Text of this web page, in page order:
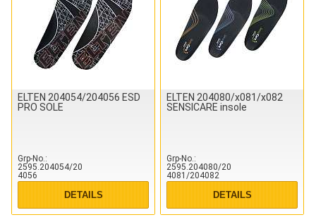
ELTEN 204054/204056 ESD
PRO SOLE
Grp-No.
2595.204054/20
4056
DETAILS
ELTEN 204080/x081/x082
SENSICARE insole
Grp-No.
2595.204080/20
4081/204082
DETAILS